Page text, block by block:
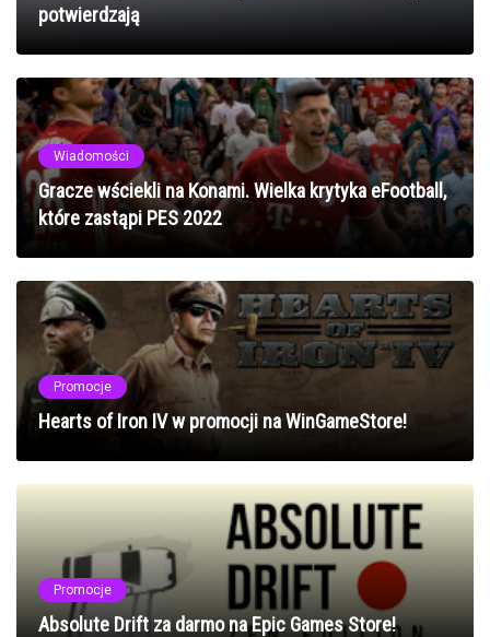
potwierdzają
Wiadomości
Gracze wściekli na Konami. Wielka krytyka eFootball,
które zastąpi PES 2022
Promocje
Hearts of Iron IV w promocji na WinGameStore!
Promocje
Absolute Drift za darmo na Epic Games Store!